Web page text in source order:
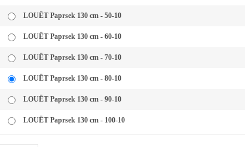
LOUËT Paprsek 130 cm - 50-10
LOUËT Paprsek 130 cm - 60-10
LOUËT Paprsek 130 cm - 70-10
LOUËT Paprsek 130 cm - 80-10
LOUËT Paprsek 130 cm - 90-10
LOUËT Paprsek 130 cm - 100-10